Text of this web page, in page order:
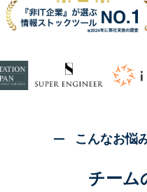
こんなお悩
チーム